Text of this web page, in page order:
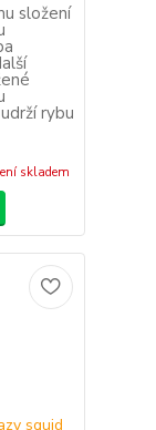
složení
rybu
skladem